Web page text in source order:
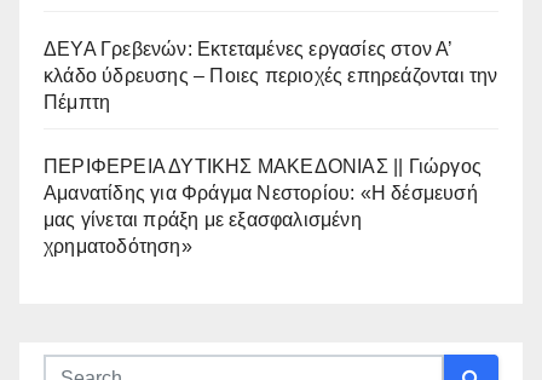
ΔΕΥΑ Γρεβενών: Εκτεταμένες εργασίες στον Α’
κλάδο ύδρευσης – Ποιες περιοχές επηρεάζονται την
Πέμπτη
ΠΕΡΙΦΕΡΕΙΑ ΔΥΤΙΚΗΣ ΜΑΚΕΔΟΝΙΑΣ || Γιώργος
Αμανατίδης για Φράγμα Νεστορίου: «Η δέσμευσή
μας γίνεται πράξη με εξασφαλισμένη
χρηματοδότηση»